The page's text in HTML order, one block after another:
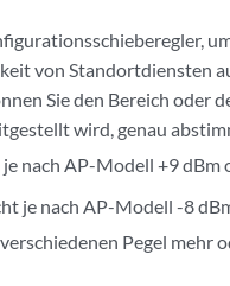
von Standortdiensten
Sie den Bereich oder
wird, genau
nach AP-Modell +9 dBm
je nach AP-Modell -8
Pegel mehr